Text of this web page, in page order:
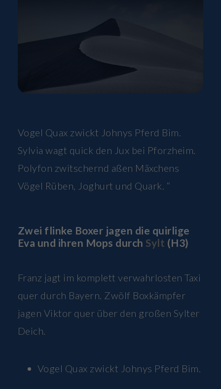
Vogel Quax zwickt Johnys Pferd Bim.
Sylvia wagt quick den Jux bei Pforzheim.
Polyfon zwitschernd aßen Mäxchens
Vögel Rüben, Joghurt und Quark. “
Zwei flinke Boxer jagen die quirlige
Eva und ihren Mops durch Sylt (H3)
Franz jagt im komplett verwahrlosten Taxi
quer durch Bayern. Zwölf Boxkämpfer
jagen Viktor quer über den großen Sylter
Deich.
Vogel Quax zwickt Johnys Pferd Bim.